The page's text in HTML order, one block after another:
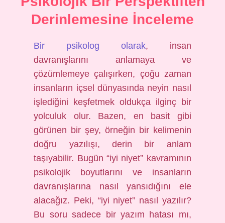
Derinlemesine İnceleme
Bir psikolog olarak, insan
davranışlarını anlamaya ve
çözümlemeye çalışırken, çoğu zaman
insanların içsel dünyasında neyin nasıl
işlediğini keşfetmek oldukça ilginç bir
yolculuk olur. Bazen, en basit gibi
görünen bir şey, örneğin bir kelimenin
doğru yazılışı, derin bir anlam
taşıyabilir. Bugün “iyi niyet” kavramının
psikolojik boyutlarını ve insanların
davranışlarına nasıl yansıdığını ele
alacağız. Peki, “iyi niyet” nasıl yazılır?
Bu soru sadece bir yazım hatası mı,